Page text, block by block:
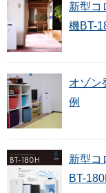
新型コ
機BT-
オゾ
例
新型
BT-